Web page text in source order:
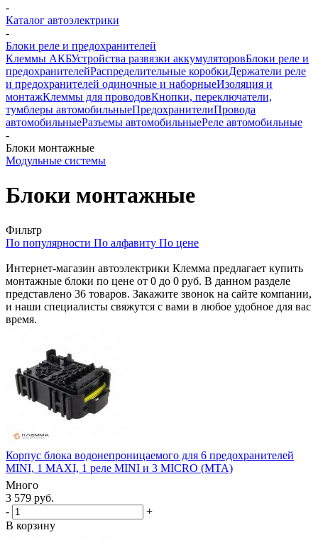
-
Каталог автоэлектрики
-
Блоки реле и предохранителей
Клеммы АКБУстройства развязки аккумуляторовБлоки реле и
предохранителейРаспределительные коробкиДержатели реле
и предохранителей одиночные и наборныеИзоляция и
монтажКлеммы для проводовКнопки, переключатели,
тумблеры автомобильныеПредохранителиПровода
автомобильныеРазъемы автомобильныеРеле автомобильные
-
Блоки монтажные
Модульные системы
Блоки монтажные
Фильтр
По популярности По алфавиту По цене
Интернет-магазин автоэлектрики Клемма предлагает купить
монтажные блоки по цене от 0 до 0 руб. В данном разделе
представлено 36 товаров. Закажите звонок на сайте компании,
и наши специалисты свяжутся с вами в любое удобное для вас
время.
Корпус блока водонепроницаемого для 6 предохранителей
MINI, 1 MAXI, 1 реле MINI и 3 MICRO (MTA)
Много
3 579 руб.
-
+
В корзину